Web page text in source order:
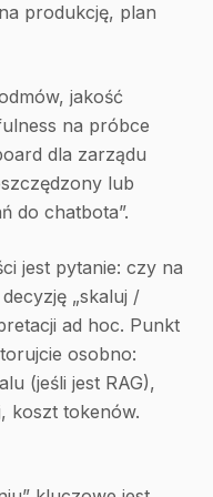
produkcję, plan
jakość
na próbce
dla zarządu
lub
do chatbota”.
jest pytanie: czy na
„skaluj /
ad hoc. Punkt
osobno:
(jeśli jest RAG),
koszt tokenów.